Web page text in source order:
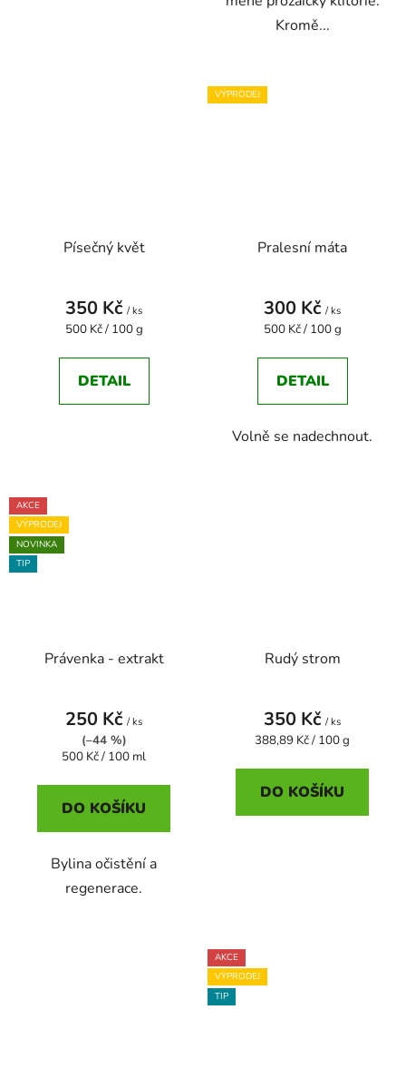
Kromě...
Písečný květ
350 Kč / ks
Měrná
500 Kč / 100 g
DETAIL
VÝPRODEJ
Pralesní máta
300 Kč / ks
Měrná
500 Kč / 100 g
DETAIL
Volně se nadechnout.
AKCE
VÝPRODEJ
NOVINKA
TIP
Právenka - extrakt
250 Kč / ks
(–44 %)
Měrná
500 Kč / 100 ml
DO KOŠÍKU
Bylina očistění a
regenerace.
Rudý strom
350 Kč / ks
Měrná
388,89 Kč / 100 g
DO KOŠÍKU
AKCE
VÝPRODEJ
TIP